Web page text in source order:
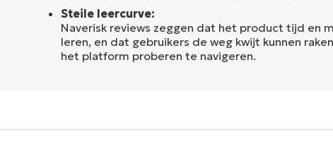
Steile leercurve:
Naverisk reviews zeggen dat het product tijd en
leren, en dat gebruikers de weg kwijt kunnen
het platform proberen te navigeren.